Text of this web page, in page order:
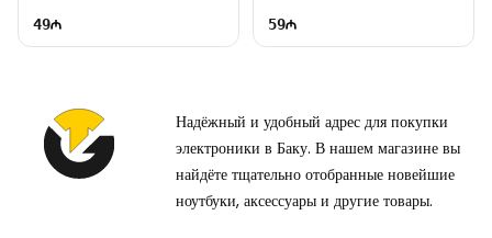
49 59
Надёжный и удобный адрес для покупки
электроники в Баку. В нашем магазине вы
найдёте тщательно отобранные новейшие
ноутбуки, аксессуары и другие товары.